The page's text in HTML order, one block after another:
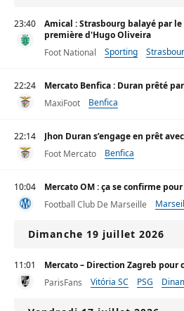
23:40
Amical : Strasbourg balayé par
première d'Hugo Oliveira
Foot National
Sporting
22:24
Mercato Benfica : Duran prêté
MaxiFoot
Benfica
22:14
Jhon Duran s’engage en prêt
Foot Mercato
Benfica
10:04
Mercato OM : ça se confirme
Football Club De Marseille
Dimanche 19 juillet 2026
11:01
Mercato – Direction Zagreb pour
ParisFans
Vitória SC PSG